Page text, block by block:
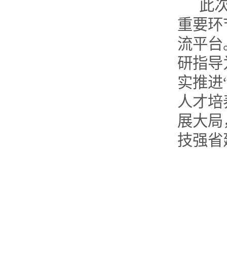
此
重要
流平
研指
实推进
人才
展大
技强